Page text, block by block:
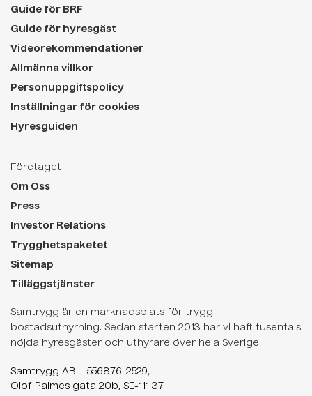
Guide för BRF
Guide för hyresgäst
Videorekommendationer
Allmänna villkor
Personuppgiftspolicy
Inställningar för cookies
Hyresguiden
Företaget
Om Oss
Press
Investor Relations
Trygghetspaketet
Sitemap
Tilläggstjänster
Samtrygg är en marknadsplats för trygg
bostadsuthyrning. Sedan starten 2013 har vi haft tusentals
nöjda hyresgäster och uthyrare över hela Sverige.
Samtrygg AB – 556876-2529,
Olof Palmes gata 20b, SE-111 37